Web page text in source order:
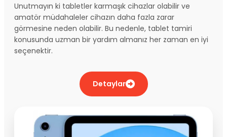
Unutmayın ki tabletler karmaşık cihazlar olabilir ve
amatör müdahaleler cihazın daha fazla zarar
görmesine neden olabilir. Bu nedenle, tablet tamiri
konusunda uzman bir yardım almanız her zaman en iyi
seçenektir.
Detaylar